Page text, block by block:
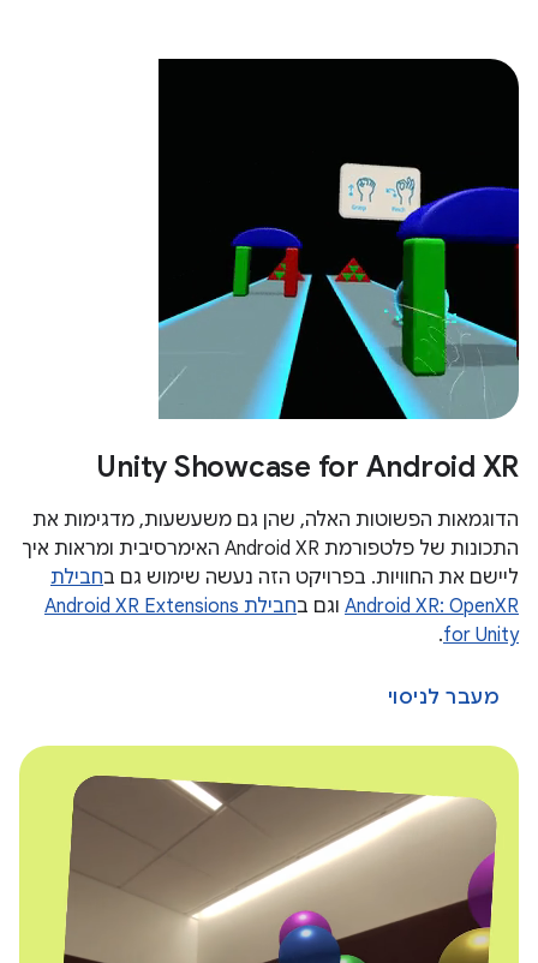
Unity Showcase for Android XR
הדוגמאות הפשוטות האלה, שהן גם משעשעות, מדגימות את
התכונות של פלטפורמת Android XR האימרסיבית ומראות איך
ליישם את החוויות. בפרויקט הזה נעשה שימוש גם בחבילת
Android XR: OpenXR וגם ב
חבילת Android XR Extensions
for Unity
.
מעבר לניסוי